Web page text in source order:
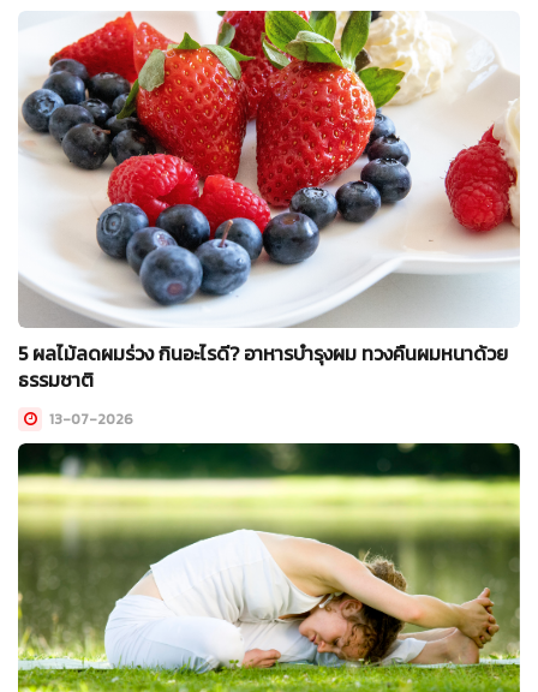
5 ผลไม้ลดผมร่วง กินอะไรดี? อาหารบำรุงผม ทวงคืนผมหนาด้วย
ธรรมชาติ
13-07-2026